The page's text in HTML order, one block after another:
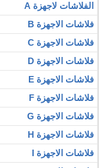
الفلاشات لاجهزة A
فلاشات الاجهزة B
فلاشات الاجهزة C
فلاشات الاجهزة D
فلاشات الاجهزة E
فلاشات الاجهزة F
فلاشات الاجهزة G
فلاشات الاجهزة H
فلاشات الاجهزة I